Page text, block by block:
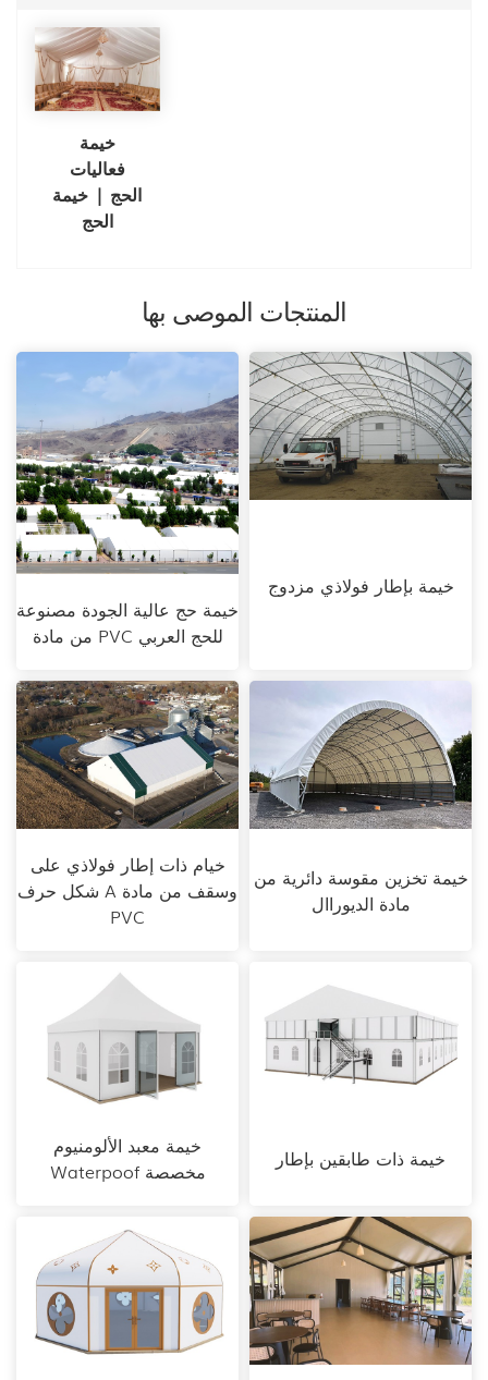
خيمة
فعاليات
الحج | خيمة
الحج
المنتجات الموصى بها
خيمة حج عالية الجودة مصنوعة
من مادة PVC للحج العربي
خيمة بإطار فولاذي مزدوج
خيام ذات إطار فولاذي على
شكل حرف A وسقف من مادة
PVC
خيمة تخزين مقوسة دائرية من
مادة الديوراال
خيمة معبد الألومنيوم
Waterpoof مخصصة
خيمة ذات طابقين بإطار